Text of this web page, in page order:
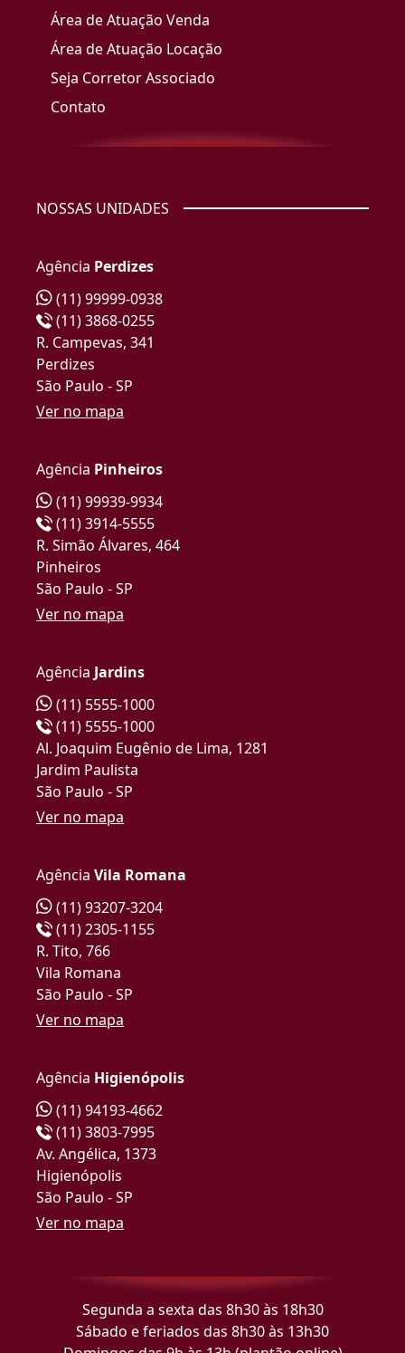
Área de Atuação Venda
Área de Atuação Locação
Seja Corretor Associado
Contato
NOSSAS UNIDADES
Agência Perdizes
(11) 99999-0938
(11) 3868-0255
R. Campevas, 341
Perdizes
São Paulo - SP
Ver no mapa
Agência Pinheiros
(11) 99939-9934
(11) 3914-5555
R. Simão Álvares, 464
Pinheiros
São Paulo - SP
Ver no mapa
Agência Jardins
(11) 5555-1000
(11) 5555-1000
Al. Joaquim Eugênio de Lima, 1281
Jardim Paulista
São Paulo - SP
Ver no mapa
Agência Vila Romana
(11) 93207-3204
(11) 2305-1155
R. Tito, 766
Vila Romana
São Paulo - SP
Ver no mapa
Agência Higienópolis
(11) 94193-4662
(11) 3803-7995
Av. Angélica, 1373
Higienópolis
São Paulo - SP
Ver no mapa
Segunda a sexta das 8h30 às 18h30
Sábado e feriados das 8h30 às 13h30